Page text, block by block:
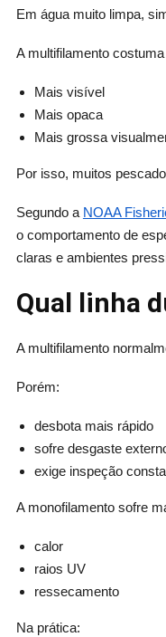
Em água muito limpa,
A multifilamento
Mais visível
Mais opaca
Mais grossa
Por isso, muitos
Segundo a NOAA
o comportamento de
claras e ambientes
Qual linha
A multifilamento
Porém:
desbota mais rápido
sofre desgaste
exige inspeção
A monofilamento sofre
calor
raios UV
ressecamento
Na prática: